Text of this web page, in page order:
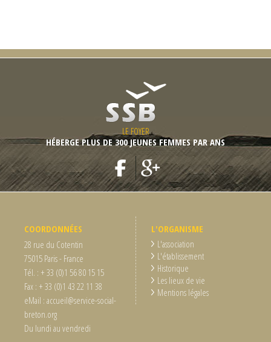
LE FOYER
HÉBERGE PLUS DE 300 JEUNES FEMMES PAR ANS
COORDONNÉES
28 rue du Cotentin
75015 Paris - France
Tél. : + 33 (0)1 56 80 15 15
Fax : + 33 (0)1 43 22 11 38
eMail : accueil@service-social-
breton.org
Du lundi au vendredi
L'ORGANISME
L'association
L'établissement
Historique
Les lieux de vie
Mentions légales